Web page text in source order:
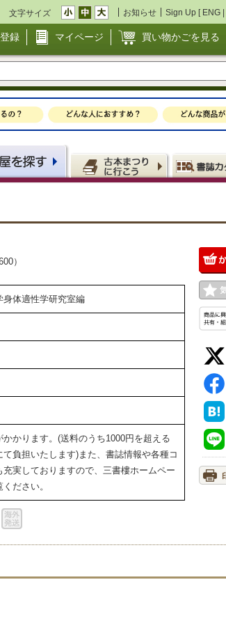
文字サイズ お知らせ Sign Up [ ENG |
録 マイページ 買い物かごを見る
）
身体適性学研究室編
かかります。(送料のうち1000円を超える
て負担いたします)また、書誌情報や各種コ
充実しておりますので、三書樓ホームペー
ださい。